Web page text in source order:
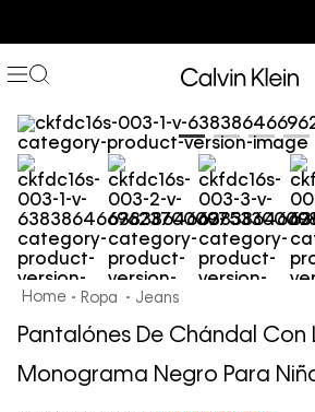
Ropa Jeans
Pantalónes De Chándal Con
Monograma Negro Para